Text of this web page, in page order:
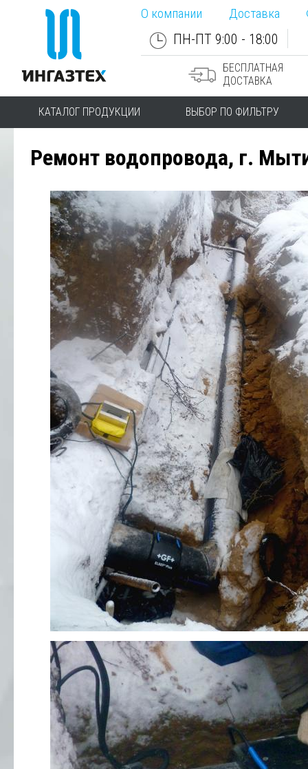
О компании Доставка
ПН-ПТ 9:00 - 18:00
БЕСПЛАТНАЯ
ДОСТАВКА
КАТАЛОГ ПРОДУКЦИИ ВЫБОР ПО ФИЛЬТРУ
Ремонт водопровода, г.